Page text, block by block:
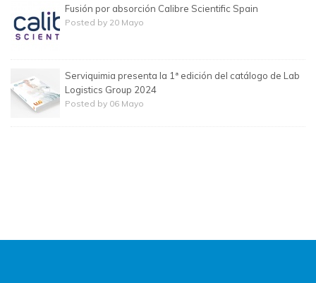
Fusión por absorción Calibre Scientific Spain
Posted by 20 Mayo
Serviquimia presenta la 1ª edición del catálogo de Lab
Logistics Group 2024
Posted by 06 Mayo